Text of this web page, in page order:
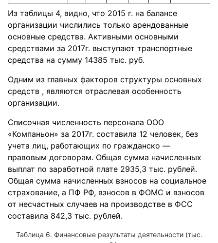
Из таблицы 4, видно, что 2015 г. на балансе
организации числились только арендованные
основные средства. Активными основными
средствами за 2017г. выступают транспортные
средства на сумму 14385 тыс. руб.
Одним из главных факторов структуры основных
средств , являются отраслевая особенность
организации.
Списочная численность персонала ООО
«Компаньон» за 2017г. составила 12 человек, без
учета лиц, работающих по гражданско —
правовым договорам. Общая сумма начисленных
выплат по заработной плате 2935,3 тыс. рублей.
Общая сумма начисленных взносов на социальное
страхование, а ПФ РФ, взносов в ФОМС и взносов
от несчастных случаев на производстве в ФСС
составила 842,3 тыс. рублей.
Таблица 6. Финансовые результаты деятельности (тыс.